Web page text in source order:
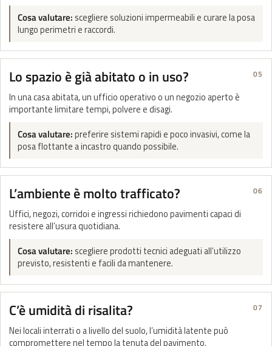
Cosa valutare: scegliere soluzioni impermeabili e curare la posa
lungo perimetri e raccordi.
05
Lo spazio è già abitato o in uso?
In una casa abitata, un ufficio operativo o un negozio aperto è
importante limitare tempi, polvere e disagi.
Cosa valutare:preferire sistemi rapidi e poco invasivi, come la
posa flottante a incastro quando possibile.
06
L’ambiente è molto trafficato?
Uffici, negozi, corridoi e ingressi richiedono pavimenti capaci di
resistere all’usura quotidiana.
Cosa valutare: scegliere prodotti tecnici adeguati all’utilizzo
previsto, resistenti e facili da mantenere.
07
C’è umidità di risalita?
Nei locali interrati o a livello del suolo, l’umidità latente può
compromettere nel tempo la tenuta del pavimento.